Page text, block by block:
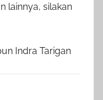
lainnya, silakan
Indra Tarigan